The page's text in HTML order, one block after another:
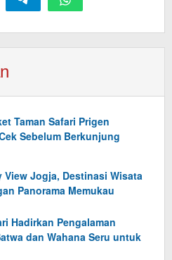
Taman Safari Prigen
Sebelum Berkunjung
View Jogja, Destinasi Wisata
Panorama Memukau
Hadirkan Pengalaman
dan Wahana Seru untuk